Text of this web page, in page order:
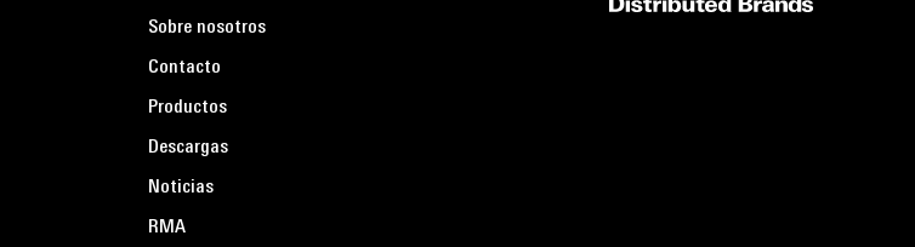
Sobre nosotros
Contacto
Productos
Descargas
Noticias
RMA